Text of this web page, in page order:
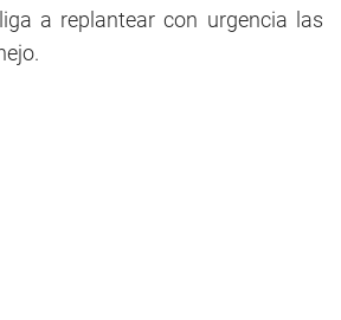
a replantear con urgencia las